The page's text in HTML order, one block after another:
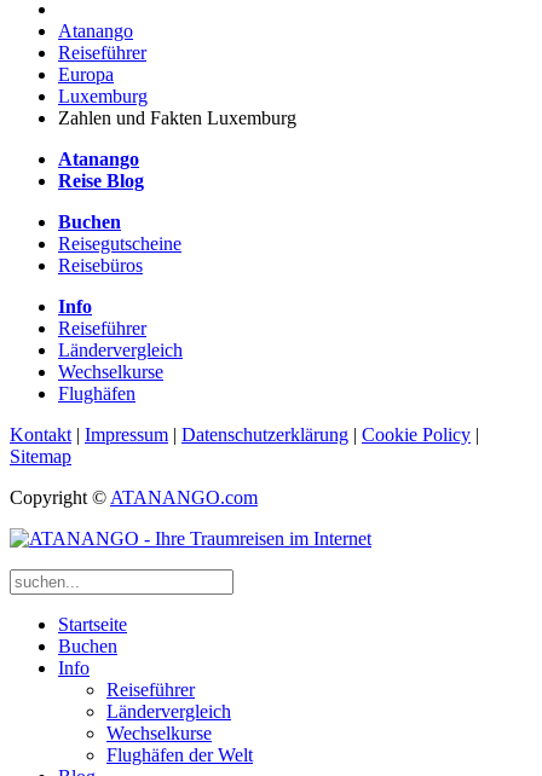
Atanango
Reiseführer
Europa
Luxemburg
Zahlen und Fakten Luxemburg
Atanango
Reise Blog
Buchen
Reisegutscheine
Reisebüros
Info
Reiseführer
Ländervergleich
Wechselkurse
Flughäfen
Kontakt | Impressum | Datenschutzerklärung | Cookie Policy |
Sitemap
Copyright © ATANANGO.com
Startseite
Buchen
Info
Reiseführer
Ländervergleich
Wechselkurse
Flughäfen der Welt